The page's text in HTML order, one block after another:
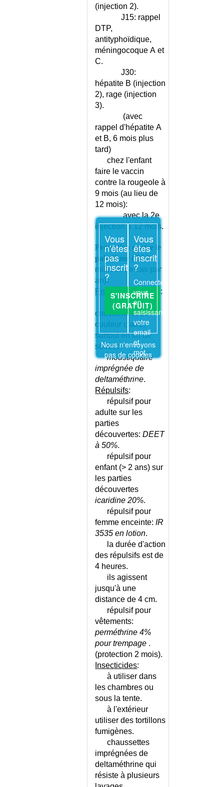
Vous
n'êtes
pas
inscrit
?
S'INSCRIRE
(GRATUIT)
Vous
êtes
inscrit
?
Connectez-
vous
en
saisissant
votre
email
et
mot
de
passe
ci-
Nous n'envoyons
pas de cookies
(injection 2).
J15: rappel
DTP,
antityphoïdique,
méningocoque A et
C.
J30:
hépatite B (injection
2), rage (injection
3).
(avec
rappel d'hépatite A
et B, 6 mois plus
tard)
chez l'enfant
faire le vaccin
contre la rougeole à
9 mois (au lieu de
12 mois):
avec la 2e
injection à 12 mois.
Protection contre le
paludisme ( 500
millions de cas par
an):
Protection passive :
vêtements
couvrants et de
couleur claire,
surtout en fin de
soirée:
moustiquaire
imprégnée de
deltaméthrine.
Répulsifs:
répulsif pour
adulte sur les
parties
découvertes:DEET
à 50%.
répulsif pour
enfant (> 2 ans) sur
les parties
découvertes
icaridine 20%.
répulsif pour
femme enceinte:IR
3535 en lotion.
la durée d'action
des répulsifs est de
4 heures.
ils agissent
jusqu'à une
distance de 4 cm.
répulsif pour
vêtements:
perméthrine 4%
pour trempage .
(protection 2 mois).
Insecticides:
à utiliser dans
les chambres ou
sous la tente.
à l'extérieur
utiliser des tortillons
fumigènes.
chaussettes
imprégnées de
deltaméthrine qui
résiste à plusieurs